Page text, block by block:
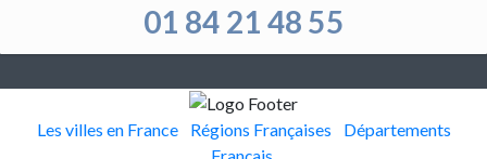
01 84 21 48 55
Les villes en France Régions Françaises
Départements